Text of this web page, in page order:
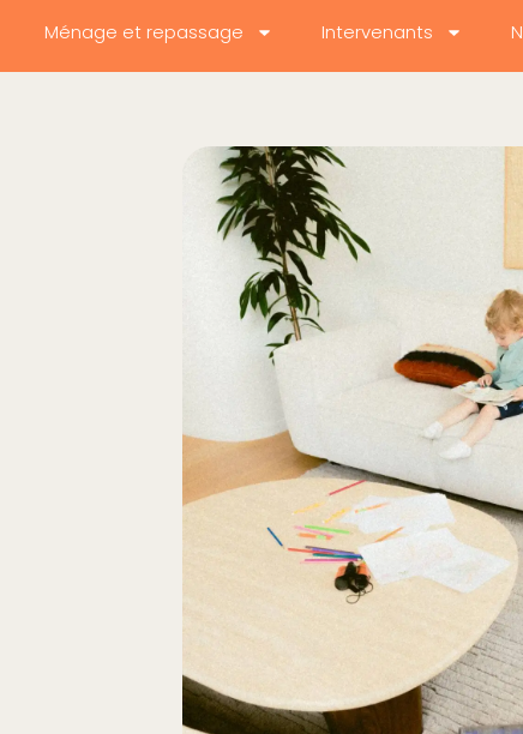
Ménage et repassage Intervenants